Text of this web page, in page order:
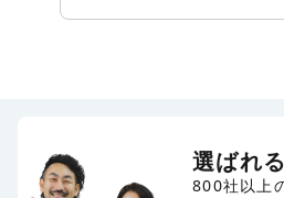
選ばれ
800社以上